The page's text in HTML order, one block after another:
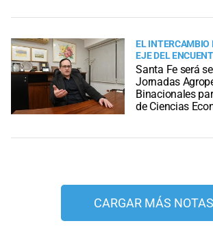
EL INTERCAMBIO
EJE DEL
Santa Fe será
Jornadas
Binacionales
de Ciencias
CARGAR MÁS NOTAS